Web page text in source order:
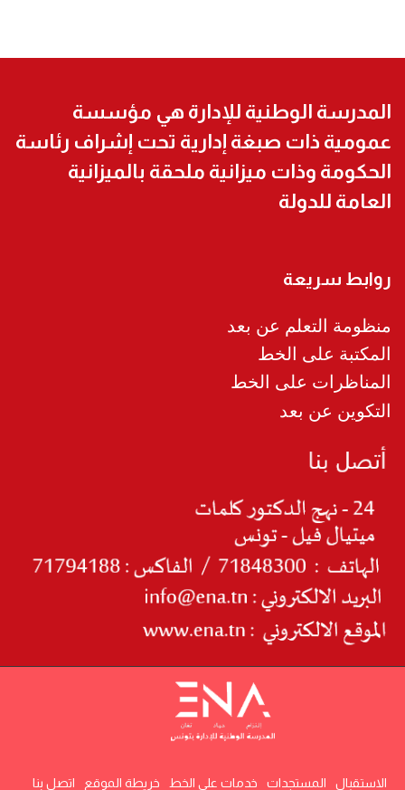
المدرسة الوطنية للإدارة هي مؤسسة
عمومية ذات صبغة إدارية تحت إشراف رئاسة
الحكومة وذات ميزانية ملحقة بالميزانية
العامة للدولة
روابط سريعة
منظومة التعلم عن بعد
المكتبة على الخط
المناظرات على الخط
التكوين عن بعد
الاستقبال المستجدات خدمات على الخط خريطة الموقع اتصل بنا